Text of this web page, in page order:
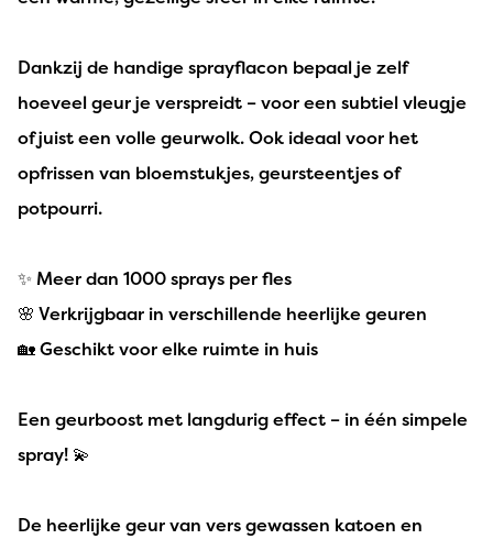
Dankzij de handige sprayflacon bepaal je zelf
hoeveel geur je verspreidt – voor een subtiel vleugje
of juist een volle geurwolk. Ook ideaal voor het
opfrissen van bloemstukjes, geursteentjes of
potpourri.
✨ Meer dan 1000 sprays per fles
🌸 Verkrijgbaar in verschillende heerlijke geuren
🏡 Geschikt voor elke ruimte in huis
Een geurboost met langdurig effect – in één simpele
spray! 💫
De heerlijke geur van vers gewassen katoen en